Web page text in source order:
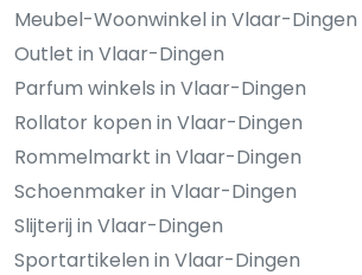
Meubel-Woonwinkel in Vlaar-Dingen
Outlet in Vlaar-Dingen
Parfum winkels in Vlaar-Dingen
Rollator kopen in Vlaar-Dingen
Rommelmarkt in Vlaar-Dingen
Schoenmaker in Vlaar-Dingen
Slijterij in Vlaar-Dingen
Sportartikelen in Vlaar-Dingen